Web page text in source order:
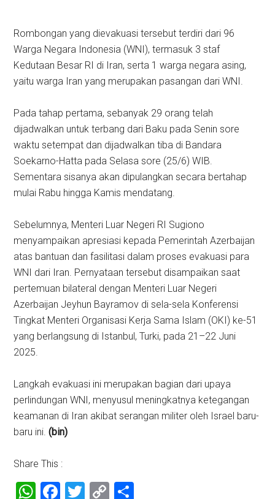
Rombongan yang dievakuasi tersebut terdiri dari 96
Warga Negara Indonesia (WNI), termasuk 3 staf
Kedutaan Besar RI di Iran, serta 1 warga negara asing,
yaitu warga Iran yang merupakan pasangan dari WNI.
Pada tahap pertama, sebanyak 29 orang telah
dijadwalkan untuk terbang dari Baku pada Senin sore
waktu setempat dan dijadwalkan tiba di Bandara
Soekarno-Hatta pada Selasa sore (25/6) WIB.
Sementara sisanya akan dipulangkan secara bertahap
mulai Rabu hingga Kamis mendatang.
Sebelumnya, Menteri Luar Negeri RI Sugiono
menyampaikan apresiasi kepada Pemerintah Azerbaijan
atas bantuan dan fasilitasi dalam proses evakuasi para
WNI dari Iran. Pernyataan tersebut disampaikan saat
pertemuan bilateral dengan Menteri Luar Negeri
Azerbaijan Jeyhun Bayramov di sela-sela Konferensi
Tingkat Menteri Organisasi Kerja Sama Islam (OKI) ke-51
yang berlangsung di Istanbul, Turki, pada 21–22 Juni
2025.
Langkah evakuasi ini merupakan bagian dari upaya
perlindungan WNI, menyusul meningkatnya ketegangan
keamanan di Iran akibat serangan militer oleh Israel baru-
baru ini.(bin)
Share This :
WhatsApp
Facebook
Twitter
Copy